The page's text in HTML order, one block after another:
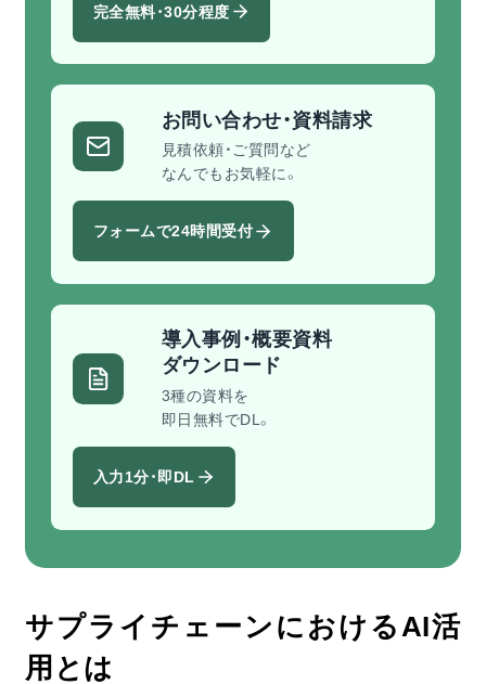
完全無料・30分程度
お問い合わせ・資料請求
見積依頼・ご質問など
なんでもお気軽に。
フォームで24時間受付
導入事例・概要資料
ダウンロード
3種の資料を
即日無料でDL。
入力1分・即DL
サプライチェーンにおけるAI活
用とは